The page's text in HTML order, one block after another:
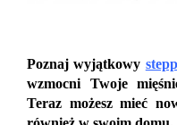
Poznaj wyjątkowy
wzmocni Twoje
Teraz możesz mieć